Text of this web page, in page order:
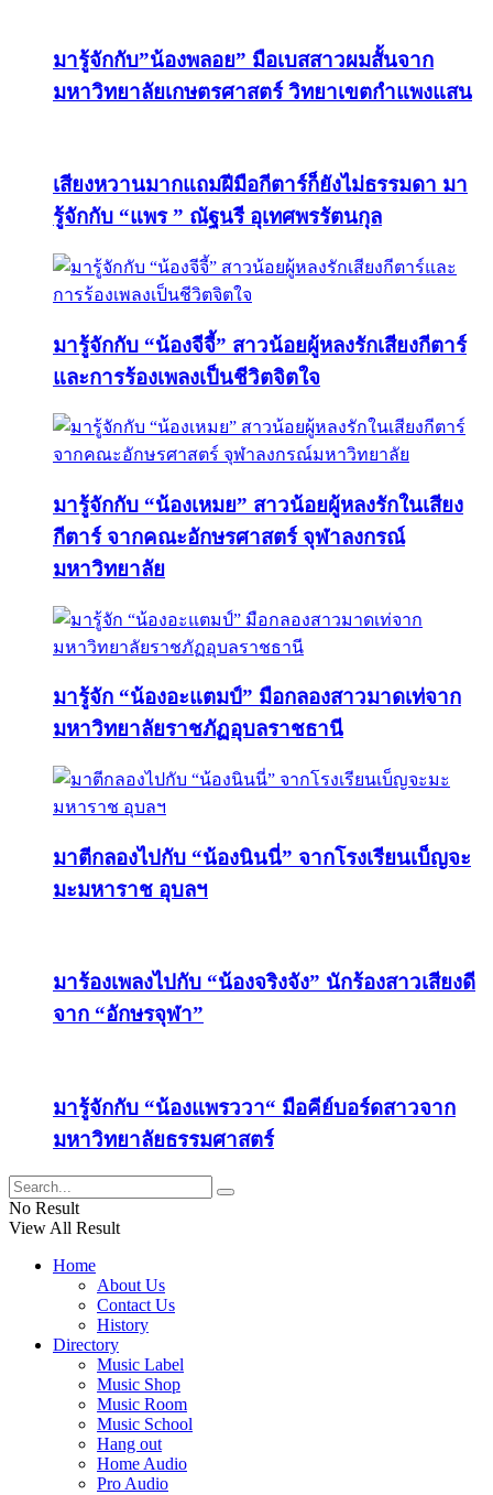
มารู้จักกับ”น้องพลอย” มือเบสสาวผมสั้นจาก
มหาวิทยาลัยเกษตรศาสตร์ วิทยาเขตกำแพงแสน
เสียงหวานมากแถมฝีมือกีตาร์ก็ยังไม่ธรรมดา มา
รู้จักกับ “แพร ” ณัฐนรี อุเทศพรรัตนกุล
มารู้จักกับ “น้องจีจี้” สาวน้อยผู้หลงรักเสียงกีตาร์
และการร้องเพลงเป็นชีวิตจิตใจ
มารู้จักกับ “น้องเหมย” สาวน้อยผู้หลงรักในเสียง
กีตาร์ จากคณะอักษรศาสตร์ จุฬาลงกรณ์
มหาวิทยาลัย
มารู้จัก “น้องอะแตมป์” มือกลองสาวมาดเท่จาก
มหาวิทยาลัยราชภัฏอุบลราชธานี
มาตีกลองไปกับ “น้องนินนี่” จากโรงเรียนเบ็ญจะ
มะมหาราช อุบลฯ
มาร้องเพลงไปกับ “น้องจริงจัง” นักร้องสาวเสียงดี
จาก “อักษรจุฬา”
มารู้จักกับ “น้องแพรววา“ มือคีย์บอร์ดสาวจาก
มหาวิทยาลัยธรรมศาสตร์
No Result
View All Result
Home
About Us
Contact Us
History
Directory
Music Label
Music Shop
Music Room
Music School
Hang out
Home Audio
Pro Audio